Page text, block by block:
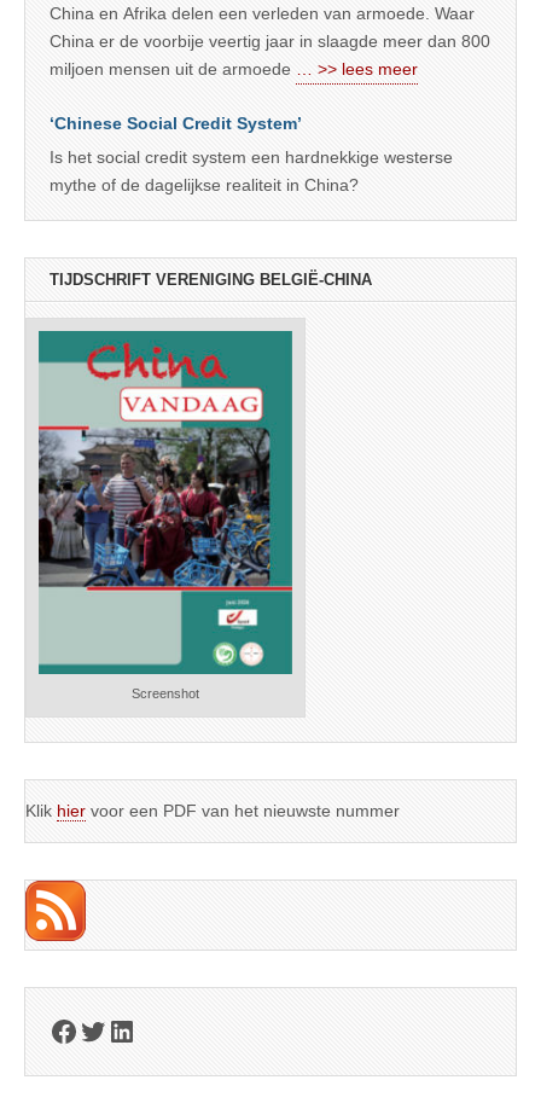
China en Afrika delen een verleden van armoede. Waar
China er de voorbije veertig jaar in slaagde meer dan 800
miljoen mensen uit de armoede
… >> lees meer
‘Chinese Social Credit System’
Is het social credit system een hardnekkige westerse
mythe of de dagelijkse realiteit in China?
TIJDSCHRIFT VERENIGING BELGIË-CHINA
Screenshot
Klik hier voor een PDF van het nieuwste nummer
Facebook
Twitter
LinkedIn